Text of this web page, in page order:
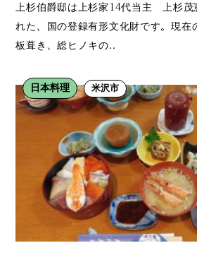
上杉伯爵邸は上杉家14代当主 上杉茂
れた、国の登録有形文化財です。現在
板葺き、総ヒノキの..
日本料理 米沢市